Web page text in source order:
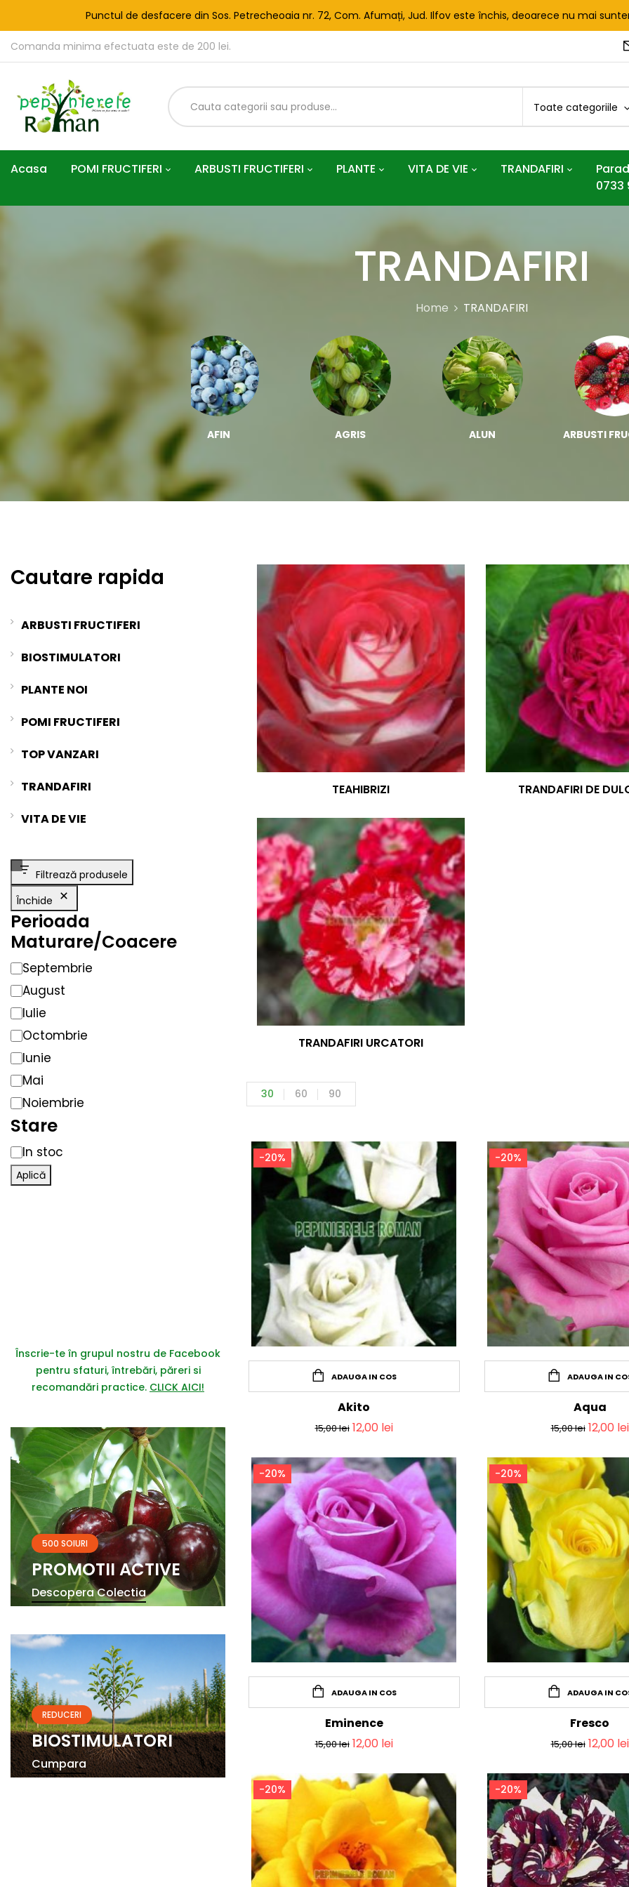
Punctul de desfacere din Sos. Petrecheoaia nr. 72, Com. Afumați, Jud. Ilfov este închis, deoarece nu mai
Comanda minima efectuata este de 200 lei.
Toate categoriile
Acasa POMI FRUCTIFERI ARBUSTI FRUCTIFERI PLANTE VITA DE VIE TRANDAFIRI
0733
TRANDAFIRI
Home TRANDAFIRI
AFIN AGRIS ALUN ARBUSTI
Cautare rapida
ARBUSTI FRUCTIFERI
BIOSTIMULATORI
PLANTE NOI
POMI FRUCTIFERI
TOP VANZARI
TRANDAFIRI
VITA DE VIE
Filtrează produsele
Închide
Perioada
Maturare/Coacere
Septembrie
August
Iulie
Octombrie
Iunie
Mai
Noiembrie
Stare
In stoc
Aplică
Înscrie-te în grupul nostru de Facebook
pentru sfaturi, întrebări, păreri si
recomandări practice. CLICK AICI!
500 SOIURI
PROMOTII ACTIVE
Descopera Colectia
REDUCERI
BIOSTIMULATORI
Cumpara
TEAHIBRIZI TRANDAFIRI DE
TRANDAFIRI URCATORI
30 60 90
-20%
ADAUGA IN COS
Akito
15,00lei 12,00 lei
-20%
ADAUGA IN
Aqua
15,00lei 12,00 lei
-20%
ADAUGA IN COS
Eminence
15,00lei 12,00 lei
-20%
ADAUGA IN
Fresco
15,00lei 12,00 lei
-20% -20%